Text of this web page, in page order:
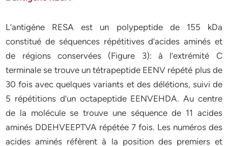
L’antigène RESA est un polypeptide de 155 kDa
constitué de séquences répétitives d’acides aminés et
de régions conservées (Figure 3): à l’extrémité C
terminale se trouve un tétrapeptide EENV répété plus de
30 fois avec quelques variants et des délétions, suivi de
5 répétitions d’un octapeptide EENVEHDA. Au centre
de la molécule se trouve une séquence de 11 acides
aminés DDEHVEEPTVA répétée 7 fois. Les numéros des
acides aminés réfèrent à la position des premiers et